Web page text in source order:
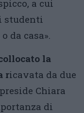
a cui
studenti
da casa».
la
ricavata da due
Chiara
di